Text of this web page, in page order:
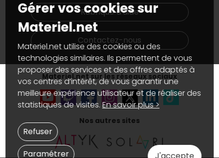
Materiel.net recrute
Notre programme d'affiliation
Partenariat & Sponsoring
Nos marques
Conditions générales de vente
Marketplace
Informations légales
Données personnellesetcookies
Gérer vos cookies
Accessibilité : non conforme
Rubrique d'aide
Contactez-nous
Materiel.net sur les réseaux sociaux
Nos autres sites
Gérer vos cookies sur
Materiel.net
Materiel.net utilise des cookies ou des
technologies similaires. Ils permettent de vous
proposer des services et des offres adaptés à
vos centres d’intérêt, de vous garantir une
meilleure expérience utilisateur et de réaliser des
statistiques de visites.En savoir plus >
Paramétrer
Refuser